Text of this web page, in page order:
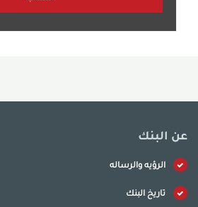
عن البنك
الرؤيه والرساله
تاريخ البنك